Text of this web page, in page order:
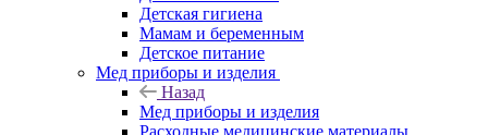
Детская гигиена
Мамам и беременным
Детское питание
Мед приборы и изделия
Назад
Мед приборы и изделия
Расходные медицинские материалы